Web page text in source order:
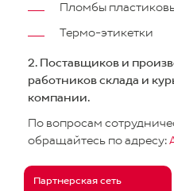
Пломбы
Термо-этикетки
2. Поставщиков и
работников склада и
компании.
По вопросам
обращайтесь по адресу:
Партнерская сеть